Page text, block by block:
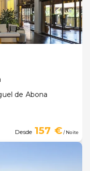
de Abona
Desde 157 €/ Noite